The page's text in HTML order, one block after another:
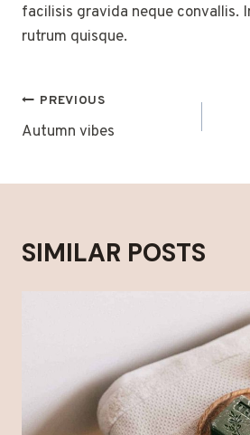
facilisis gravida neque convallis.
rutrum quisque.
POST
NAVIGATION
PREVIOUS
Autumn vibes
SIMILAR POSTS